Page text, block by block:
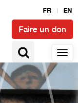
FR EN
Faire un don